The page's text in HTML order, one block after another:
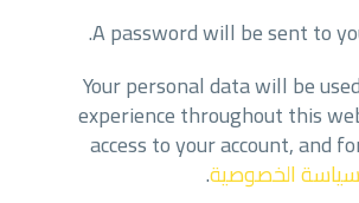
A password will be sent to
Your personal data will be
experience throughout this
access to your account, and
سياسة الخصوصية.